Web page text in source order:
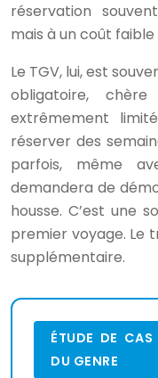
réservation
mais à un coût
Le TGV, lui, est
obligatoire,
extrêmement
réserver des
parfois, même
demandera de
housse. C’est une
premier voyage. Le
supplémentaire.
ÉTUDE DE CAS
DU GENRE